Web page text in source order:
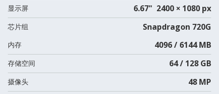
显示屏 6.67" 2400 × 1080 px
芯片组 Snapdragon 720G
内存 4096 / 6144 MB
存储空间 64 / 128 GB
摄像头 48 MP